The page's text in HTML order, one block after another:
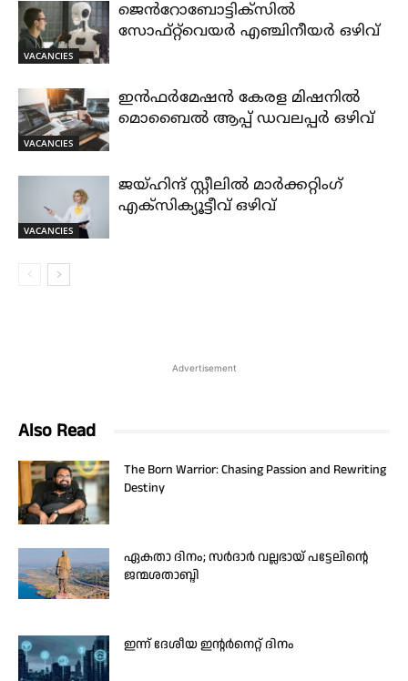
VACANCIES
ജെൻറോബോട്ടിക്സിൽ
സോഫ്റ്റ്‌വെയർ എഞ്ചിനീയർ ഒഴിവ്
VACANCIES
ഇൻഫർമേഷൻ കേരള മിഷനിൽ
മൊബൈൽ ആപ്പ് ഡവലപ്പർ ഒഴിവ്
VACANCIES
ജയ്‌ഹിന്ദ്‌ സ്റ്റീലിൽ മാർക്കറ്റിംഗ്
എക്സിക്യൂട്ടീവ് ഒഴിവ്
Advertisement
Also Read
The Born Warrior: Chasing Passion and Rewriting
Destiny
ഏകതാ ദിനം; സർദാർ വല്ലഭായ് പട്ടേലിന്റെ
ജന്മശതാബ്ദി
ഇന്ന് ദേശീയ ഇന്റർനെറ്റ് ദിനം